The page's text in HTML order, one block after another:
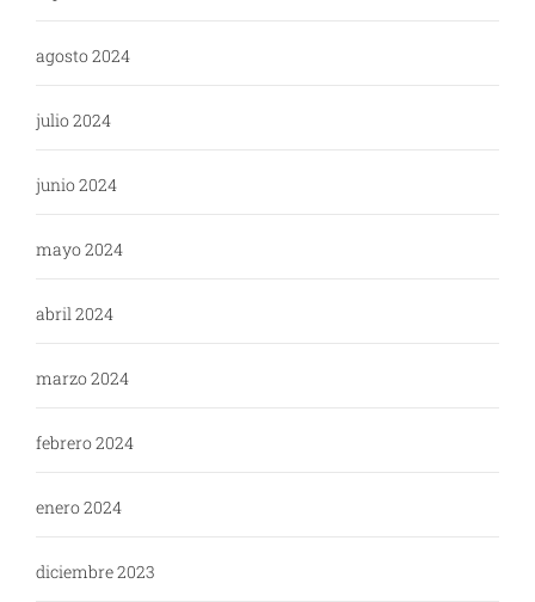
agosto 2024
julio 2024
junio 2024
mayo 2024
abril 2024
marzo 2024
febrero 2024
enero 2024
diciembre 2023